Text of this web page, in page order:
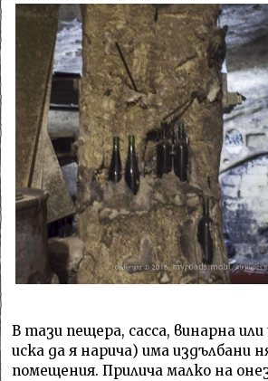
В тази пещера, сасса, винарна
иска да я нарича) има издълбани
помещения. Прилича малко на